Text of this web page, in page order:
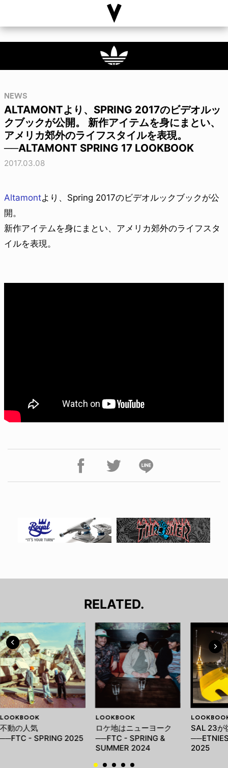
NEWS
ALTAMONTより、SPRING 2017のビデオルッ
クブックが公開。 新作アイテムを身にまとい、
アメリカ郊外のライフスタイルを表現。
──ALTAMONT SPRING 17 LOOKBOOK
2017.03.08
Altamontより、Spring 2017のビデオルックブックが公
開。
新作アイテムを身にまとい、アメリカ郊外のライフスタ
イルを表現。
RELATED.
LOOKBOOK
不動の人気
──FTC - SPRING 2025
LOOKBOOK
ロケ地はニューヨーク
──FTC - SPRING &
SUMMER 2024
SAL 23が
2025